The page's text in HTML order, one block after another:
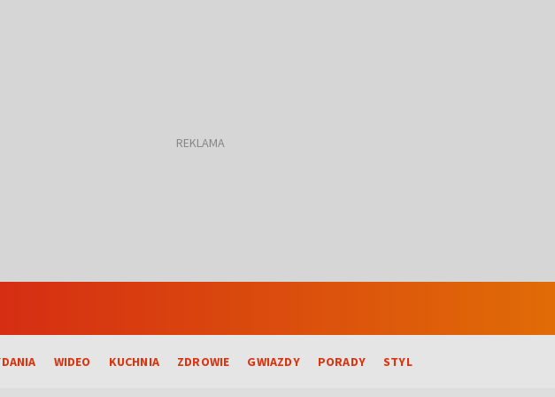
WIDEO KUCHNIA ZDROWIE GWIAZDY PORADY STYL